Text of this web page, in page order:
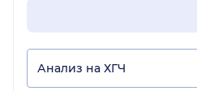
Анализ на ХГЧ